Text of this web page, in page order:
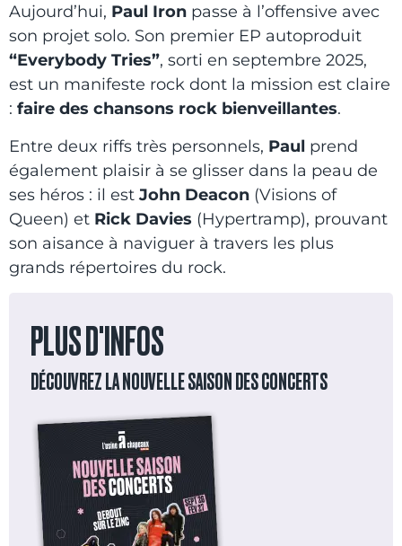
Aujourd’hui, Paul Iron passe à l’offensive avec
son projet solo. Son premier EP autoproduit
“Everybody Tries”, sorti en septembre 2025,
est un manifeste rock dont la mission est claire
: faire des chansons rock bienveillantes.
Entre deux riffs très personnels, Paul prend
également plaisir à se glisser dans la peau de
ses héros : il est John Deacon (Visions of
Queen) et Rick Davies (Hypertramp), prouvant
son aisance à naviguer à travers les plus
grands répertoires du rock.
PLUS D'INFOS
DÉCOUVREZ LA NOUVELLE SAISON DES CONCERTS